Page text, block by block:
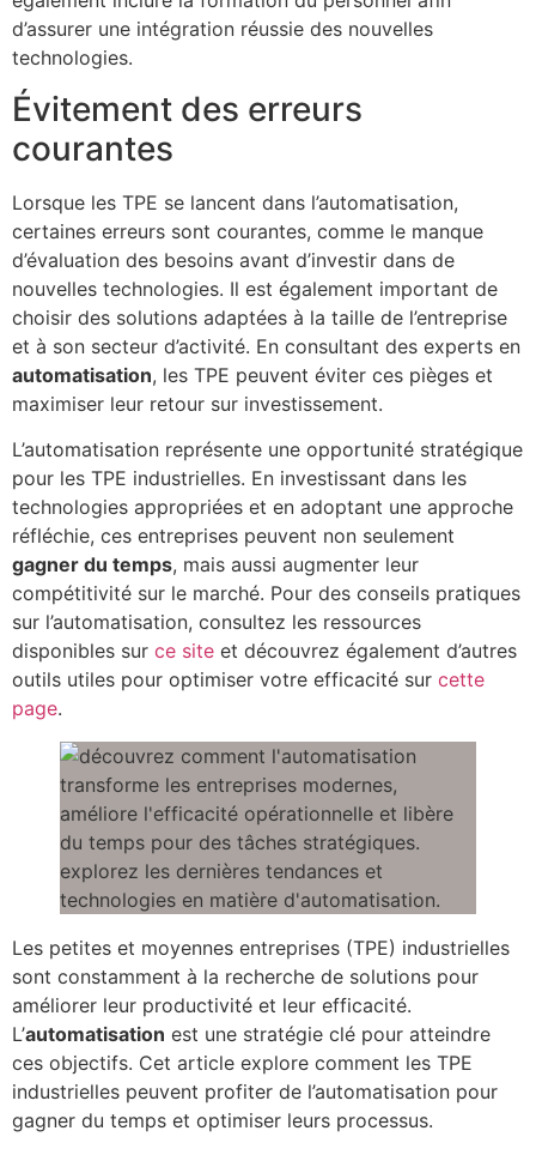
d’assurer une intégration réussie des nouvelles
technologies.
Évitement des erreurs
courantes
Lorsque les TPE se lancent dans l’automatisation,
certaines erreurs sont courantes, comme le manque
d’évaluation des besoins avant d’investir dans de
nouvelles technologies. Il est également important de
choisir des solutions adaptées à la taille de l’entreprise
et à son secteur d’activité. En consultant des experts en
automatisation, les TPE peuvent éviter ces pièges et
maximiser leur retour sur investissement.
L’automatisation représente une opportunité stratégique
pour les TPE industrielles. En investissant dans les
technologies appropriées et en adoptant une approche
réfléchie, ces entreprises peuvent non seulement
gagner du temps, mais aussi augmenter leur
compétitivité sur le marché. Pour des conseils pratiques
sur l’automatisation, consultez les ressources
disponibles sur ce site et découvrez également d’autres
outils utiles pour optimiser votre efficacité sur cette
page.
Les petites et moyennes entreprises (TPE) industrielles
sont constamment à la recherche de solutions pour
améliorer leur productivité et leur efficacité.
L’automatisation est une stratégie clé pour atteindre
ces objectifs. Cet article explore comment les TPE
industrielles peuvent profiter de l’automatisation pour
gagner du temps et optimiser leurs processus.